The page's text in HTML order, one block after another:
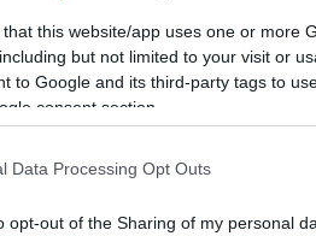
that this website/app uses one or more
but not limited to your visit or
to Google and its third-party tags to
consent section.
Data Processing Opt Outs
opt-out of the Sharing of my personal